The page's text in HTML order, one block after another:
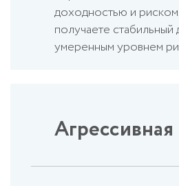
доходностью и
получаете
умеренным уровнем
Агрессивная